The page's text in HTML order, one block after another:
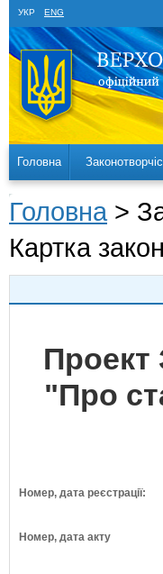
УКР ENG
Головна
Головна >
Картка
Проект
"Про
Номер, дата реєстрації:
Номер, дата акту